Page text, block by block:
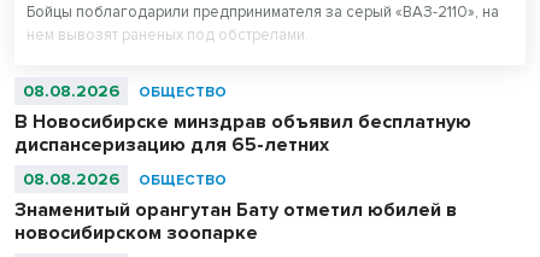
Бойцы поблагодарили предпринимателя за серый «ВАЗ-2110», на
нем вывозят раненых под обстрелами.
08.08.2026 ОБЩЕСТВО
В Новосибирске минздрав объявил бесплатную
диспансеризацию для 65-летних
08.08.2026 ОБЩЕСТВО
Знаменитый орангутан Бату отметил юбилей в
новосибирском зоопарке